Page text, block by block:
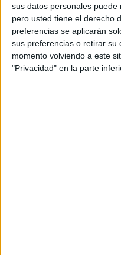
sus datos personales puede
pero usted tiene el derecho
preferencias se aplicarán
sus preferencias o retirar su
momento volviendo a este
"Privacidad" en la parte
comportamiento que
-Por favor compruebe
de su hijo y rellene la
reflejando en cada uno